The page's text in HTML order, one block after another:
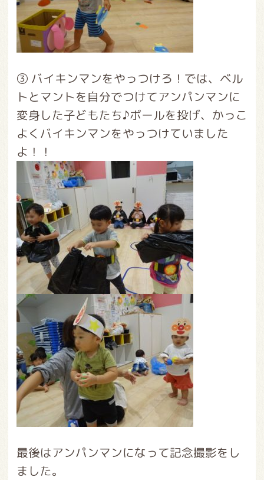
③ バイキンマンをやっつけろ！では、ベル
トとマントを自分でつけてアンパンマンに
変身した子どもたち♪ボールを投げ、かっこ
よくバイキンマンをやっつけていました
よ！！
最後はアンパンマンになって記念撮影をし
ました。